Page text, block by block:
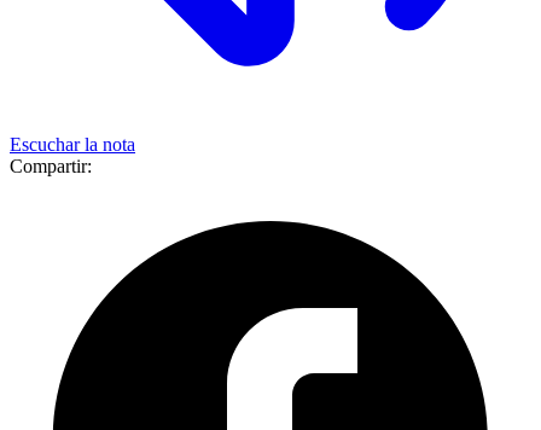
Escuchar la nota
Compartir: